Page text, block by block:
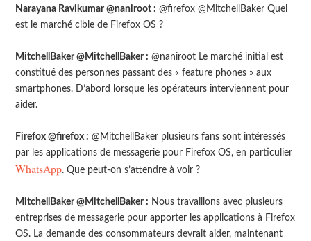
Narayana Ravikumar @naniroot : @firefox @MitchellBaker Quel
est le marché cible de Firefox OS ?
MitchellBaker @MitchellBaker : @naniroot Le marché initial est
constitué des personnes passant des « feature phones » aux
smartphones. D’abord lorsque les opérateurs interviennent pour
aider.
Firefox @firefox : @MitchellBaker plusieurs fans sont intéressés
par les applications de messagerie pour Firefox OS, en particulier
WhatsApp. Que peut-on s’attendre à voir ?
MitchellBaker @MitchellBaker : Nous travaillons avec plusieurs
entreprises de messagerie pour apporter les applications à Firefox
OS. La demande des consommateurs devrait aider, maintenant